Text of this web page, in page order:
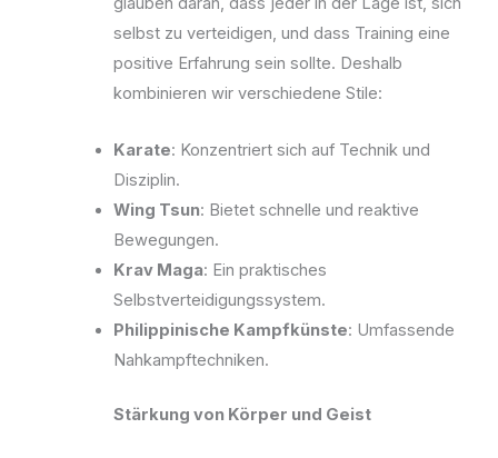
selbst zu verteidigen, und dass Training eine
positive Erfahrung sein sollte. Deshalb
kombinieren wir verschiedene Stile:
Karate: Konzentriert sich auf Technik und
Disziplin.
Wing Tsun: Bietet schnelle und reaktive
Bewegungen.
Krav Maga: Ein praktisches
Selbstverteidigungssystem.
Philippinische Kampfkünste: Umfassende
Nahkampftechniken.
Stärkung von Körper und Geist